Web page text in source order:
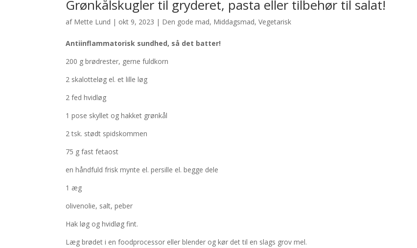
Grønkålskugler til gryderet, pasta eller tilbehør til salat!
af Mette Lund | okt 9, 2023 | Den gode mad, Middagsmad,Vegetarisk
Antiinflammatorisk sundhed, så det batter!
200 g brødrester, gerne fuldkorn
2 skalotteløg el. et lille løg
2 fed hvidløg
1 pose skyllet og hakket grønkål
2 tsk. stødt spidskommen
75 g fast fetaost
en håndfuld frisk mynte el. persille el. begge dele
1 æg
olivenolie, salt, peber
Hak løg og hvidløg fint.
Læg brødet i en foodprocessor eller blender og kør det til en slags grov mel.